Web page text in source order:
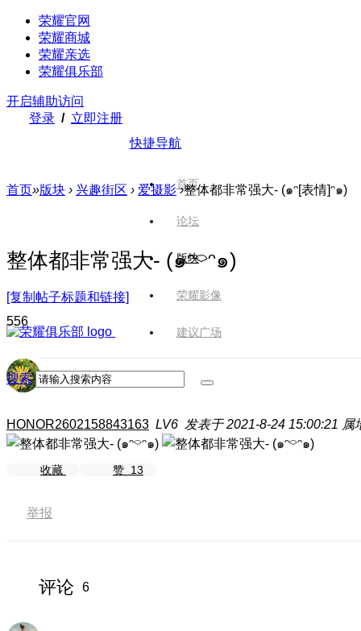
荣耀官网
荣耀商城
荣耀亲选
荣耀俱乐部
开启辅助访问
登录 / 立即注册
快捷导航
首页
论坛
版块
荣耀影像
建议广场
搜索
首页»版块 › 兴趣街区 › 爱摄影 ›整体都非常强大- (๑ᵔ[表情]ᵔ๑)
整体都非常强大- (๑ᵔ⌔ᵔ๑)
[复制帖子标题和链接]
556
HONOR2602158843163 LV6 发表于 2021-8-24 15:00:21 属
收藏 赞 13
举报
评论 6